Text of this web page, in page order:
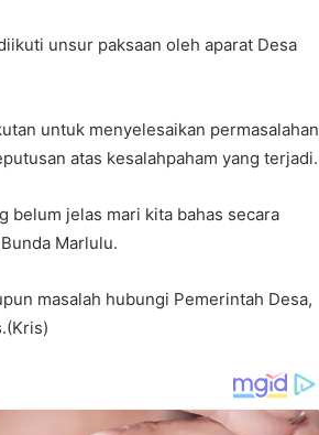
unsur paksaan oleh aparat Desa
untuk menyelesaikan permasalahan
atas kesalahpaham yang terjadi.
belum jelas mari kita bahas secara
Marlulu.
masalah hubungi Pemerintah Desa,